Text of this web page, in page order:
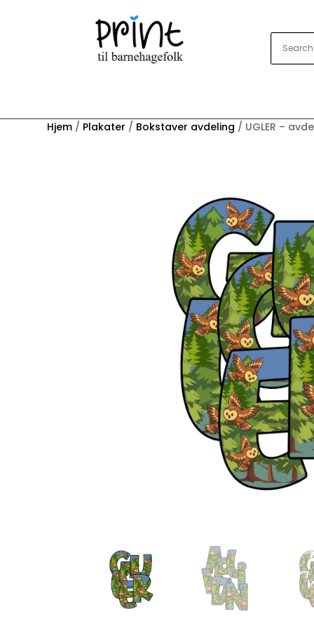
Hjem / Plakater / Bokstaver avdeling / UGLER –